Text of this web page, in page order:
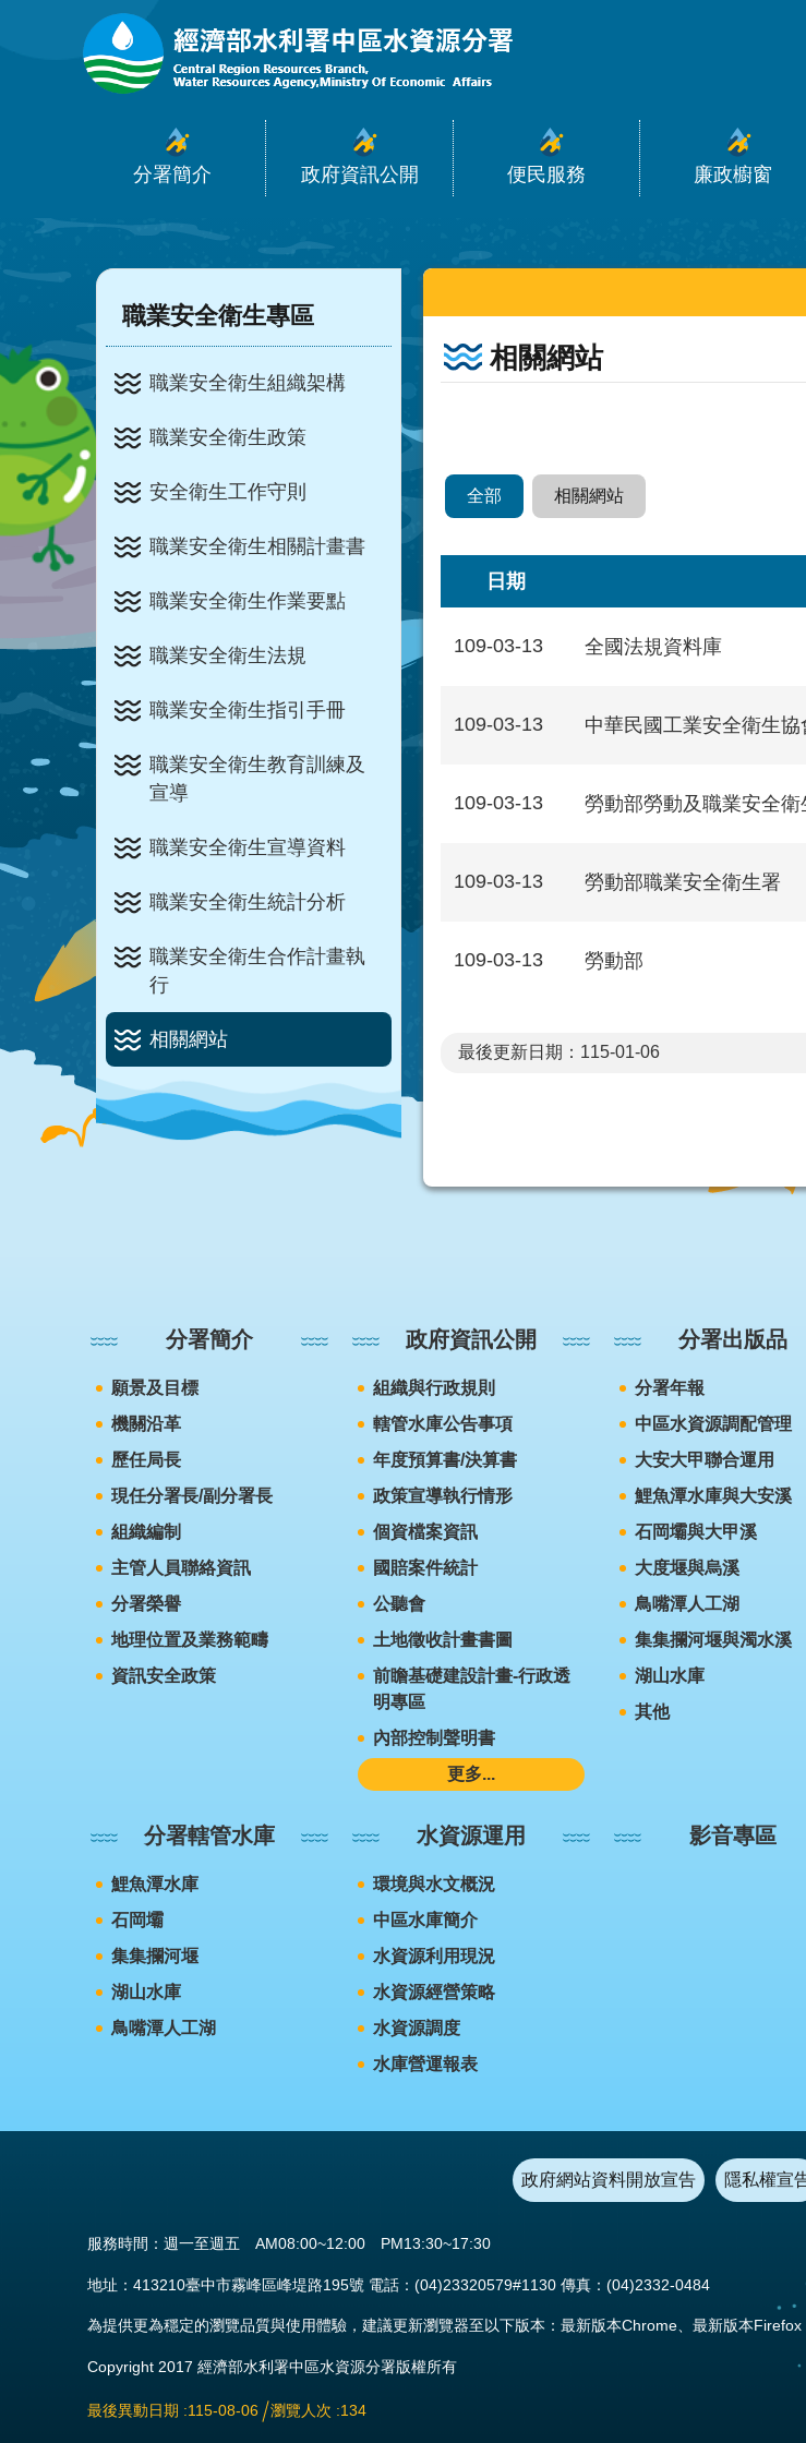
跳到主要內容區塊
分署簡介 政府資訊公開 便民服務 廉政櫥窗
:::
職業安全衛生專區
職業安全衛生組織架構
職業安全衛生政策
安全衛生工作守則
職業安全衛生相關計畫書
職業安全衛生作業要點
職業安全衛生法規
職業安全衛生指引手冊
職業安全衛生教育訓練及
宣導
職業安全衛生宣導資料
職業安全衛生統計分析
職業安全衛生合作計畫執
行
相關網站
:::
相關網站
全部 相關網站
日期
109-03-13 全國法規資料庫
109-03-13 中華民國工業安全衛生協
109-03-13 勞動部勞動及職業安全衛
109-03-13 勞動部職業安全衛生署
109-03-13 勞動部
最後更新日期：115-01-06
分署簡介
願景及目標
機關沿革
歷任局長
現任分署長/副分署長
組織編制
主管人員聯絡資訊
分署榮譽
地理位置及業務範疇
資訊安全政策
政府資訊公開
組織與行政規則
轄管水庫公告事項
年度預算書/決算書
政策宣導執行情形
個資檔案資訊
國賠案件統計
公聽會
土地徵收計畫書圖
前瞻基礎建設計畫-行政透
明專區
內部控制聲明書
更多...
分署出版品
分署年報
中區水資源調配管理
大安大甲聯合運用
鯉魚潭水庫與大安溪
石岡壩與大甲溪
大度堰與烏溪
鳥嘴潭人工湖
集集攔河堰與濁水溪
湖山水庫
其他
分署轄管水庫
鯉魚潭水庫
石岡壩
集集攔河堰
湖山水庫
鳥嘴潭人工湖
水資源運用
環境與水文概況
中區水庫簡介
水資源利用現況
水資源經營策略
水資源調度
水庫營運報表
影音專區
政府網站資料開放宣告 隱私權宣
服務時間：週一至週五 AM08:00~12:00 PM13:30~17:30
地址：413210臺中市霧峰區峰堤路195號 電話：(04)23320579#1130 傳真：(04)2332-0484
為提供更為穩定的瀏覽品質與使用體驗，建議更新瀏覽器至以下版本：最新版本Chrome、最新版本Firefox
Copyright 2017 經濟部水利署中區水資源分署版權所有
最後異動日期 115-08-06 瀏覽人次 134